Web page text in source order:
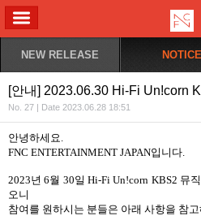
NEW RELEASE NOTICE
[안내] 2023.06.30 Hi-Fi Un!corn
No. 27 | Date 2023.06.28 18:51
안녕하세요.
FNC ENTERTAINMENT JAPAN입니다.
2023년 6월 30일 Hi-Fi Un!corn KBS2 뮤
오니
참여를 원하시는 분들은 아래 사항을 참고